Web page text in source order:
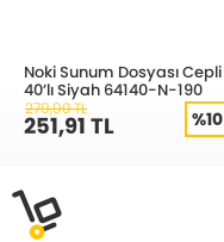
Noki Sunum Dosyası Cepli
40’lı Siyah 64140-N-190
279,90 TL
251,91 TL %10